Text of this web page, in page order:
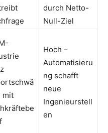
durch Netto-
Null-Ziel
mit
Hoch –
Automatisieru
ng schafft
neue
Ingenieurstell
en